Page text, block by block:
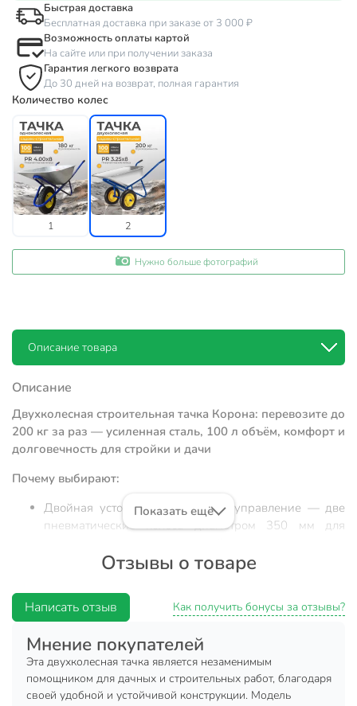
Быстрая доставка
Бесплатная доставка при заказе от 3 000 ₽
Возможность оплаты картой
На сайте или при получении заказа
Гарантия легкого возврата
До 30 дней на возврат, полная гарантия
Количество колес
1 2
Нужно больше фотографий
Описание товара
Описание
Двухколесная строительная тачка Корона: перевозите до
200 кг за раз — усиленная сталь, 100 л объём, комфорт и
долговечность для стройки и дачи
Почему выбирают:
Двойная устойчивость и лёгкое управление — две
пневматические колеса диаметром 350 мм для
Корпус из стали толщиной 0,7 мм, вместимость 100 л
удобством погрузки/разгрузки;
Подходит для строительства, ремонта, перевозки
грунта и урожая — универсальный выбор для дома,
дачи и хозяйства.
Строительная тачка Корона с двумя колесами — это
Показать ещё
Отзывы о товаре
Написать отзыв Как получить бонусы за отзывы?
Мнение покупателей
Эта двухколесная тачка является незаменимым
помощником для дачных и строительных работ, благодаря
своей удобной и устойчивой конструкции. Модель